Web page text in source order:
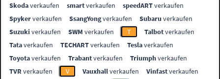
Skodaverkaufen smartverkaufen speedARTverkaufen
Spykerverkaufen SsangYongverkaufen Subaru verkaufen
Suzuki verkaufen SWM verkaufen T Talbotverkaufen
Tataverkaufen TECHARTverkaufen Teslaverkaufen
Toyotaverkaufen Trabantverkaufen Triumphverkaufen
TVR verkaufen V Vauxhallverkaufen Vinfastverkaufen